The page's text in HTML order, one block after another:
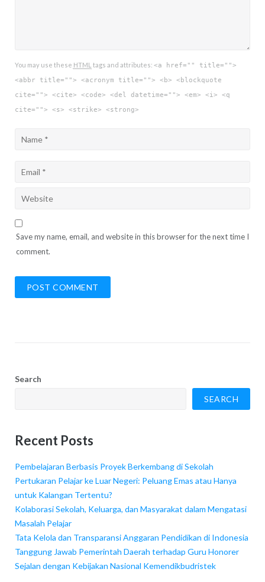
You may use these HTML tags and attributes: <a href="" title="">
<abbr title=""> <acronym title=""> <b> <blockquote
cite=""> <cite> <code> <del datetime=""> <em> <i> <q
cite=""> <s> <strike> <strong>
Save my name, email, and website in this browser for the next time I
comment.
Search
SEARCH
Recent Posts
Pembelajaran Berbasis Proyek Berkembang di Sekolah
Pertukaran Pelajar ke Luar Negeri: Peluang Emas atau Hanya
untuk Kalangan Tertentu?
Kolaborasi Sekolah, Keluarga, dan Masyarakat dalam Mengatasi
Masalah Pelajar
Tata Kelola dan Transparansi Anggaran Pendidikan di Indonesia
Tanggung Jawab Pemerintah Daerah terhadap Guru Honorer
Sejalan dengan Kebijakan Nasional Kemendikbudristek